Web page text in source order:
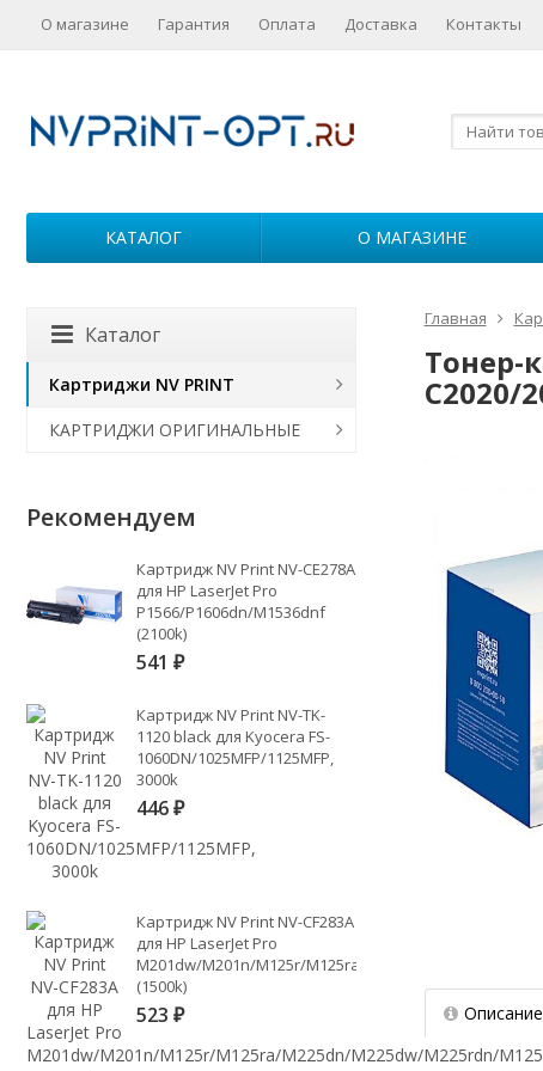
О магазине Гарантия Оплата Доставка Контакты
КАТАЛОГ О МАГАЗИНЕ
Главная
Тонер-
C2020/
Описание
Каталог
Картриджи NV PRINT
КАРТРИДЖИ ОРИГИНАЛЬНЫЕ
Рекомендуем
Картридж NV Print NV-CE278A
для HP LaserJet Pro
P1566/P1606dn/M1536dnf
(2100k)
541 ₽
Картридж NV Print NV-TK-
1120 black для Kyocera FS-
1060DN/1025MFP/1125MFP,
3000k
446 ₽
Картридж NV Print NV-CF283A
для HP LaserJet Pro
M201dw/M201n/M125r/M125ra/M225dn/M225dw/
(1500k)
523 ₽